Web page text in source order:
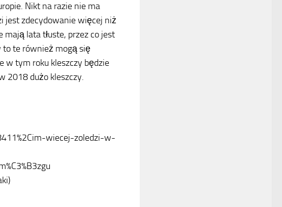
Nikt na razie nie ma
jest zdecydowanie więcej niż
lata tłuste, przez co jest
to te również mogą się
w tym roku kleszczy będzie
2018 dużo kleszczy.
wiecej-zoledzi-w-